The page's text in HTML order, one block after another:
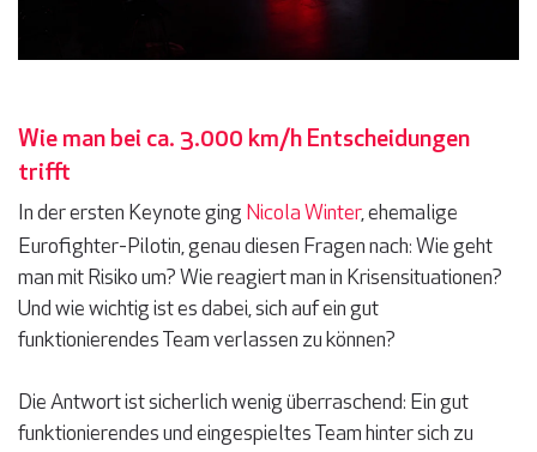
Wie man bei ca. 3.000 km/h Entscheidungen
trifft
In der ersten Keynote ging Nicola Winter, ehemalige
Eurofighter-Pilotin, genau diesen Fragen nach: Wie geht
man mit Risiko um? Wie reagiert man in Krisensituationen?
Und wie wichtig ist es dabei, sich auf ein gut
funktionierendes Team verlassen zu können?
Die Antwort ist sicherlich wenig überraschend: Ein gut
funktionierendes und eingespieltes Team hinter sich zu